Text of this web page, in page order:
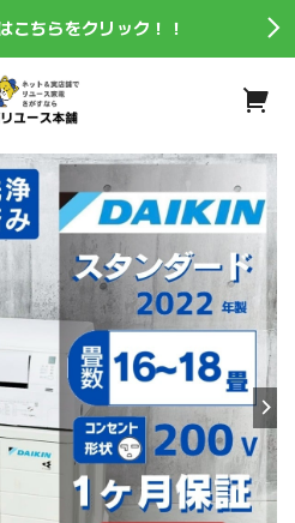
こちらをクリック！！